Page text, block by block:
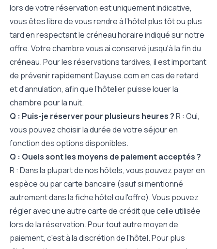
lors de votre réservation est uniquement indicative,
vous êtes libre de vous rendre à l’hôtel plus tôt ou plus
tard en respectant le créneau horaire indiqué sur notre
offre. Votre chambre vous ai conservé jusqu'à la fin du
créneau. Pour les réservations tardives, il est important
de prévenir rapidement Dayuse.com en cas de retard
et d'annulation, afin que l'hôtelier puisse louer la
chambre pour la nuit.
Q : Puis-je réserver pour plusieurs heures ?R : Oui,
vous pouvez choisir la durée de votre séjour en
fonction des options disponibles.
Q : Quels sont les moyens de paiement acceptés ?
R : Dans la plupart de nos hôtels, vous pouvez payer en
espèce ou par carte bancaire (sauf si mentionné
autrement dans la fiche hôtel ou l'offre). Vous pouvez
régler avec une autre carte de crédit que celle utilisée
lors de la réservation. Pour tout autre moyen de
paiement, c'est à la discrétion de l'hôtel. Pour plus